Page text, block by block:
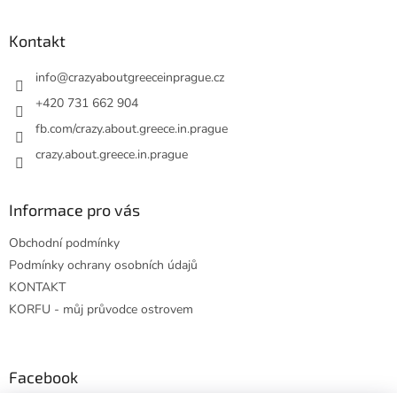
Kontakt
info@crazyaboutgreeceinprague.cz
+420 731 662 904
fb.com/crazy.about.greece.in.prague
crazy.about.greece.in.prague
Informace pro vás
Obchodní podmínky
Podmínky ochrany osobních údajů
KONTAKT
KORFU - můj průvodce ostrovem
Facebook